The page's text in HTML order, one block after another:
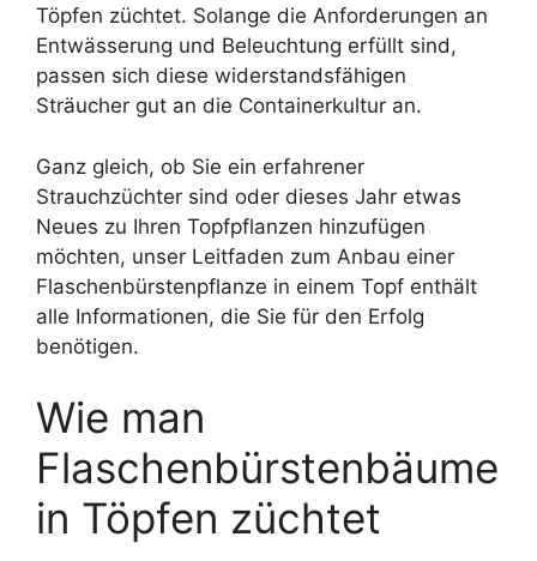
Töpfen züchtet. Solange die Anforderungen an
Entwässerung und Beleuchtung erfüllt sind,
passen sich diese widerstandsfähigen
Sträucher gut an die Containerkultur an.
Ganz gleich, ob Sie ein erfahrener
Strauchzüchter sind oder dieses Jahr etwas
Neues zu Ihren Topfpflanzen hinzufügen
möchten, unser Leitfaden zum Anbau einer
Flaschenbürstenpflanze in einem Topf enthält
alle Informationen, die Sie für den Erfolg
benötigen.
Wie man
Flaschenbürstenbäume
in Töpfen züchtet